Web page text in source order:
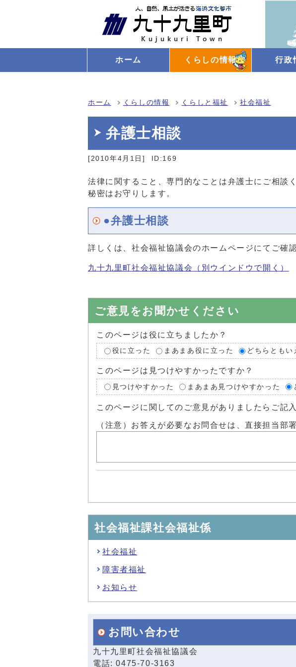
ホーム くらしの情報 行政
ホーム くらしの情報 くらしと福祉 社会福祉
弁護士相談
[2010年4月1日] ID:169
法律に関すること、専門的なことは弁護士にご相談
秘密はお守りします。
●弁護士相談
詳しくは、社会福祉協議会のホームページにてご確
九十九里町社会福祉協議会 （別ウインドウで開く）
ご意見をお聞かせください
このページは役に立ちましたか？
役に立った まあまあ役に立った どちらともい
このページは見つけやすかったですか？
見つけやすかった まあまあ見つけやすかった
このページに関してのご意見がありましたらご記
（注意）お答えが必要なお問合せは、直接担当部
社会福祉課社会福祉係
社会福祉
障害者福祉
お知らせ
お問い合わせ
九十九里町社会福祉協議会
電話: 0475-70-3163